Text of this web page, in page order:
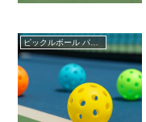
ピックルボール パドル